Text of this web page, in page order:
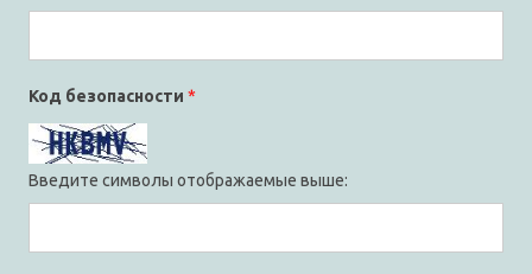
Код безопасности *
Введите символы отображаемые выше: